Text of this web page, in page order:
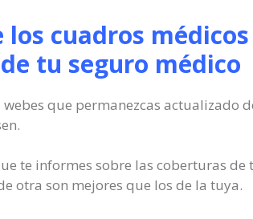
los cuadros
tu seguro médico
que permanezcas
te informes sobre las coberturas
otra son mejores que los de la tuya.